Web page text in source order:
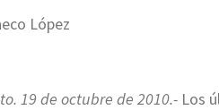
López
19 de octubre de 2010.- Los